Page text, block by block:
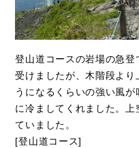
登山道コースの岩場の急
受けましたが、木階段よ
うになるくらいの強い風
に冷ましてくれました。
ていました。
[登山道コース]